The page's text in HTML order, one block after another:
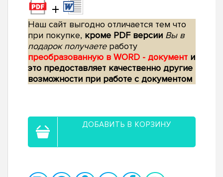
+
Наш сайт выгодно отличается тем что
при покупке, кроме PDF версии Вы в
подарок получаетеработу
преобразованную в WORD - документ и
это предоставляет качественно другие
возможности при работе с документом
ДОБАВИТЬ В КОРЗИНУ